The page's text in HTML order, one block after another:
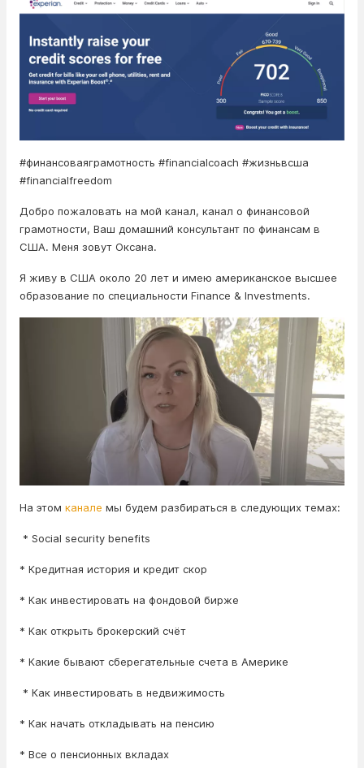
#финансоваяграмотность #financialcoach #жизньвсша
#financialfreedom
Добро пожаловать на мой канал, канал о финансовой
грамотности, Ваш домашний консультант по финансам в
США. Меня зовут Оксана.
Я живу в США около 20 лет и имею американское высшее
образование по специальности Finance & Investments.
На этом канале мы будем разбираться в следующих темах:
* Social security benefits
* Кредитная история и кредит скор
* Как инвестировать на фондовой бирже
* Как открыть брокерский счёт
* Какие бывают сберегательные счета в Америке
* Как инвестировать в недвижимость
* Как начать откладывать на пенсию
* Все о пенсионных вкладах